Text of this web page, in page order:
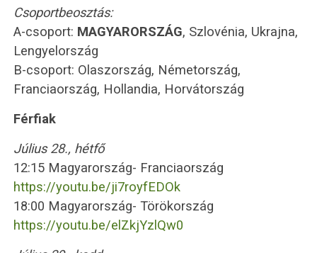
Csoportbeosztás:
A-csoport: MAGYARORSZÁG, Szlovénia, Ukrajna,
Lengyelország
B-csoport: Olaszország, Németország,
Franciaország, Hollandia, Horvátország
Férfiak
Július 28., hétfő
12:15 Magyarország- Franciaország
https://youtu.be/ji7royfEDOk
18:00 Magyarország- Törökország
https://youtu.be/elZkjYzlQw0